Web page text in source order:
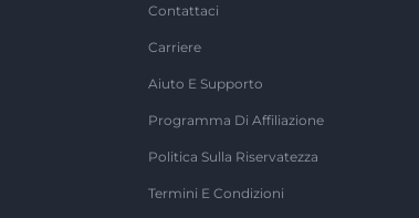
Contattaci
Carriere
Aiuto E Supporto
Programma Di Affiliazione
Politica Sulla Riservatezza
Termini E Condizioni